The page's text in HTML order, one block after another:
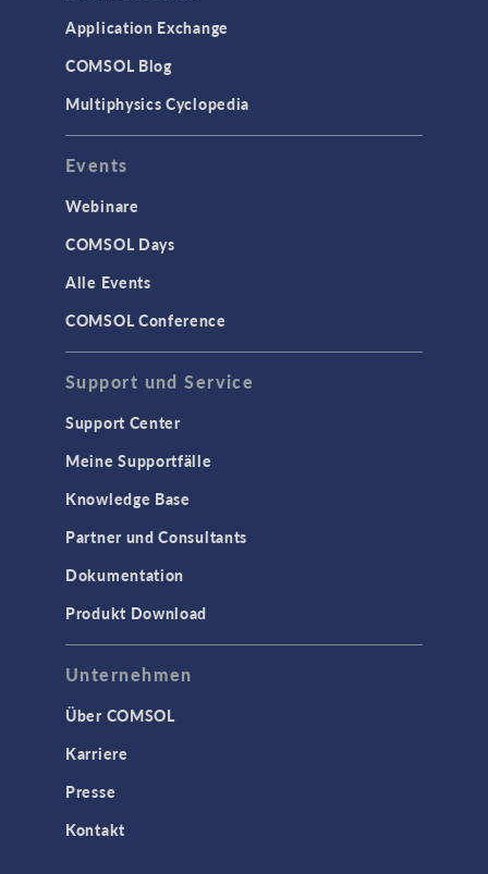
Application Exchange
COMSOL Blog
Multiphysics Cyclopedia
Events
Webinare
COMSOL Days
Alle Events
COMSOL Conference
Support und Service
Support Center
Meine Supportfälle
Knowledge Base
Partner und Consultants
Dokumentation
Produkt Download
Unternehmen
Über COMSOL
Karriere
Presse
Kontakt